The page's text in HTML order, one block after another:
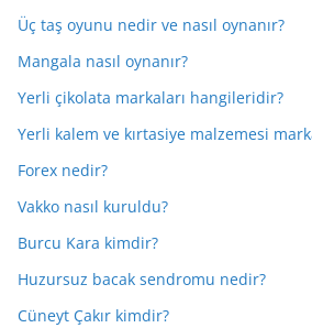
Üç taş oyunu nedir ve nasıl oynanır?
Mangala nasıl oynanır?
Yerli çikolata markaları hangileridir?
Yerli kalem ve kırtasiye malzemesi
Forex nedir?
Vakko nasıl kuruldu?
Burcu Kara kimdir?
Huzursuz bacak sendromu nedir?
Cüneyt Çakır kimdir?